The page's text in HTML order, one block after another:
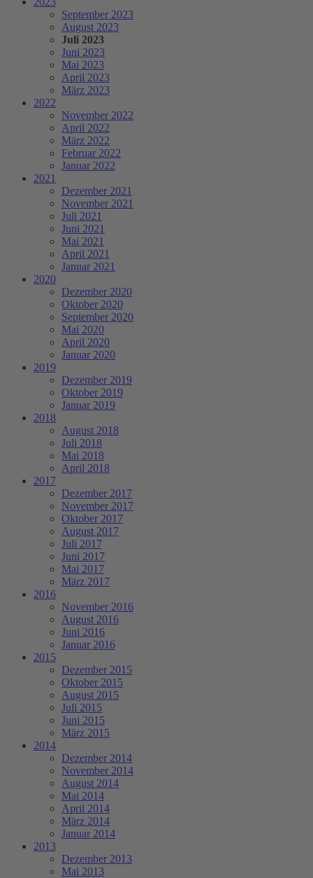
September 2023
August 2023
Juli 2023
Juni 2023
Mai 2023
April 2023
März 2023
2022
November 2022
April 2022
März 2022
Februar 2022
Januar 2022
2021
Dezember 2021
November 2021
Juli 2021
Juni 2021
Mai 2021
April 2021
Januar 2021
2020
Dezember 2020
Oktober 2020
September 2020
Mai 2020
April 2020
Januar 2020
2019
Dezember 2019
Oktober 2019
Januar 2019
2018
August 2018
Juli 2018
Mai 2018
April 2018
2017
Dezember 2017
November 2017
Oktober 2017
August 2017
Juli 2017
Juni 2017
Mai 2017
März 2017
2016
November 2016
August 2016
Juni 2016
Januar 2016
2015
Dezember 2015
Oktober 2015
August 2015
Juli 2015
Juni 2015
März 2015
2014
Dezember 2014
November 2014
August 2014
Mai 2014
April 2014
März 2014
Januar 2014
2013
Dezember 2013
Mai 2013